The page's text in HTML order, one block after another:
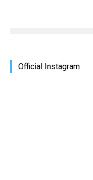
Official Instagram